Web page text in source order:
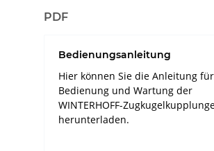
PDF
Bedienungsanleitung
Hier können Sie die Anleitung
Bedienung und Wartung der
WINTERHOFF-
herunterladen.